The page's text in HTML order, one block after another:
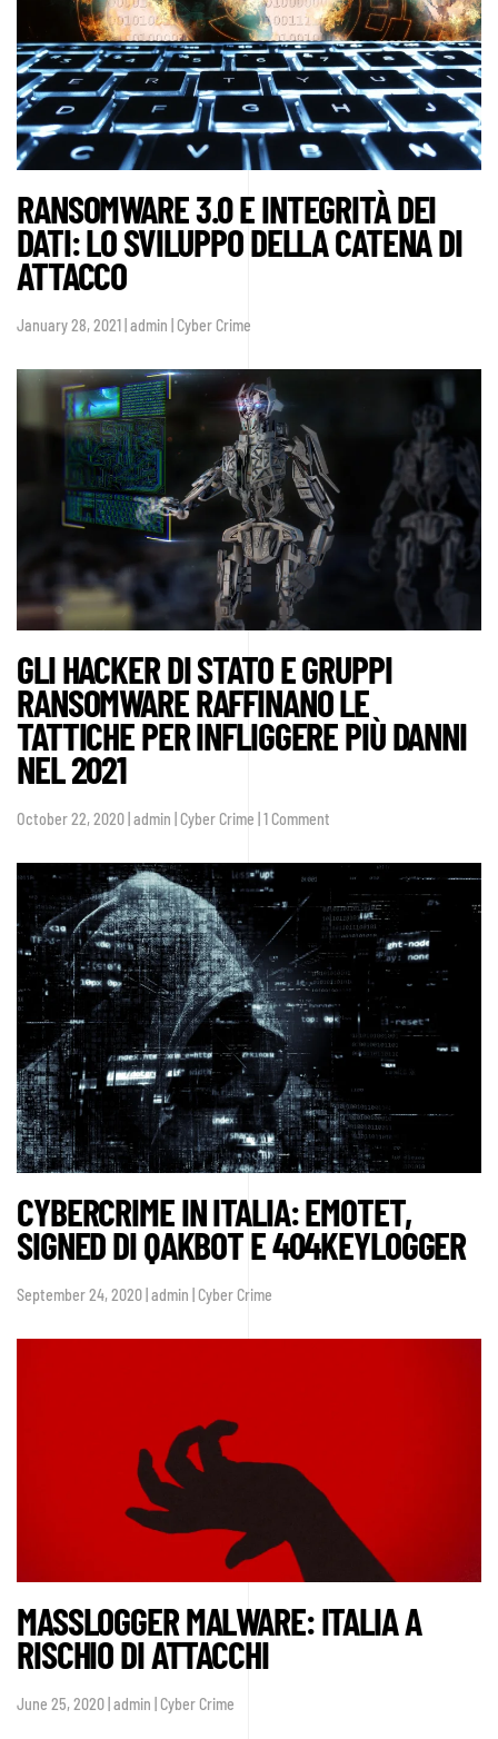
criptovalute
RANSOMWARE 3.0 E INTEGRITÀ DEI
DATI: LO SVILUPPO DELLA CATENA DI
ATTACCO
January 28, 2021 | admin | Cyber Crime
GLI HACKER DI STATO E GRUPPI
RANSOMWARE RAFFINANO LE
TATTICHE PER INFLIGGERE PIÙ DANNI
NEL 2021
October 22, 2020 | admin | Cyber Crime | 1 Comment
Hacker
Stato
e
gruppi
ransomware
raffinano
le
tattiche
per
infliggere
più
danni
nel
2021
CYBERCRIME IN ITALIA: EMOTET,
SIGNED DI QAKBOT E 404KEYLOGGER
September 24, 2020 | admin | Cyber Crime
MASSLOGGER MALWARE: ITALIA A
RISCHIO DI ATTACCHI
June 25, 2020 | admin | Cyber Crime